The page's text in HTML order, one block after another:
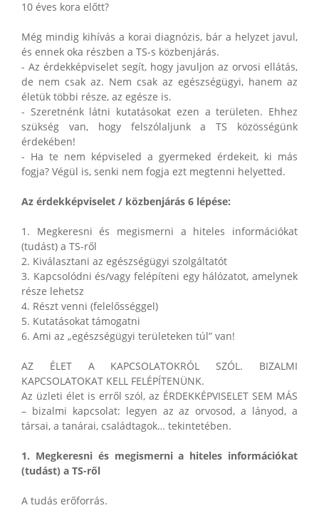
10 éves kora előtt?
Még mindig kihívás a korai diagnózis, bár a helyzet javul,
és ennek oka részben a TS-s közbenjárás.
- Az érdekképviselet segít, hogy javuljon az orvosi ellátás,
de nem csak az. Nem csak az egészségügyi, hanem az
életük többi része, az egésze is.
- Szeretnénk látni kutatásokat ezen a területen. Ehhez
szükség van, hogy felszólaljunk a TS közösségünk
érdekében!
- Ha te nem képviseled a gyermeked érdekeit, ki más
fogja? Végül is, senki nem fogja ezt megtenni helyetted.
Az érdekképviselet / közbenjárás 6 lépése:
1. Megkeresni és megismerni a hiteles információkat
(tudást) a TS-ről
2. Kiválasztani az egészségügyi szolgáltatót
3. Kapcsolódni és/vagy felépíteni egy hálózatot, amelynek
része lehetsz
4. Részt venni (felelősséggel)
5. Kutatásokat támogatni
6. Ami az „egészségügyi területeken túl” van!
AZ ÉLET A KAPCSOLATOKRÓL SZÓL. BIZALMI
KAPCSOLATOKAT KELL FELÉPÍTENÜNK.
Az üzleti élet is erről szól, az ÉRDEKKÉPVISELET SEM MÁS
– bizalmi kapcsolat: legyen az az orvosod, a lányod, a
társai, a tanárai, családtagok… tekintetében.
1. Megkeresni és megismerni a hiteles információkat
(tudást) a TS-ről
A tudás erőforrás.